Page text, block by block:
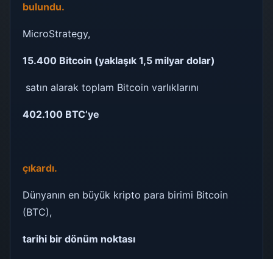
bulundu.
MicroStrategy,
15.400 Bitcoin (yaklaşık 1,5 milyar dolar)
satın alarak toplam Bitcoin varlıklarını
402.100 BTC’ye
çıkardı.
Dünyanın en büyük kripto para birimi Bitcoin
(BTC),
tarihi bir dönüm noktası